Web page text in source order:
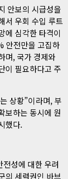
안보의 시급성을
서 우회 수입 루트
에 심각한 타격이
안전만을 고집하
며, 국가 경제와
이 필요하다고 주
상황”이라며, 부
보하는 동시에 원
했다.
성에 대한 우려
의 세력권인 바브